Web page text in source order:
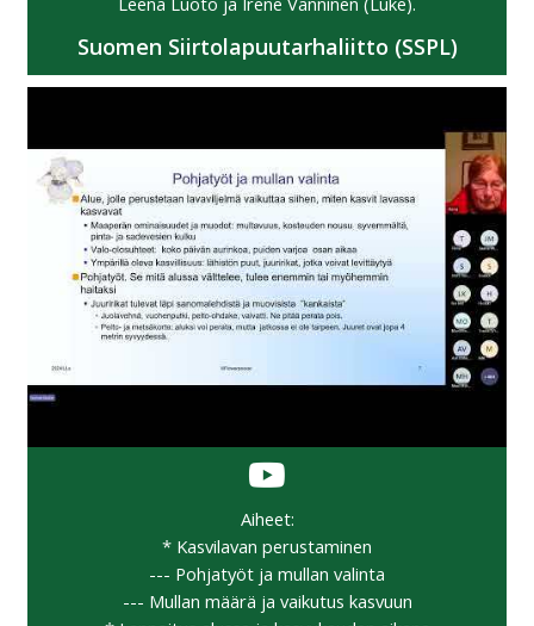
Suomen Siirtolapuutarhaliitto (SSPL)
Aiheet:
* Kasvilavan perustaminen
--- Pohjatyöt ja mullan valinta
--- Mullan määrä ja vaikutus kasvuun